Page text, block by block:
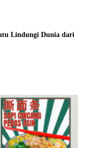
Lindungi Dunia dari